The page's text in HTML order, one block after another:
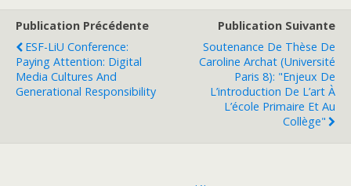
Publication Précédente
ESF-LiU Conference:
Paying Attention: Digital
Media Cultures And
Generational Responsibility
Publication Suivante
Soutenance De Thèse De
Caroline Archat (Université
Paris 8): "Enjeux De
L’introduction De L’art À
L’école Primaire Et Au
Collège"